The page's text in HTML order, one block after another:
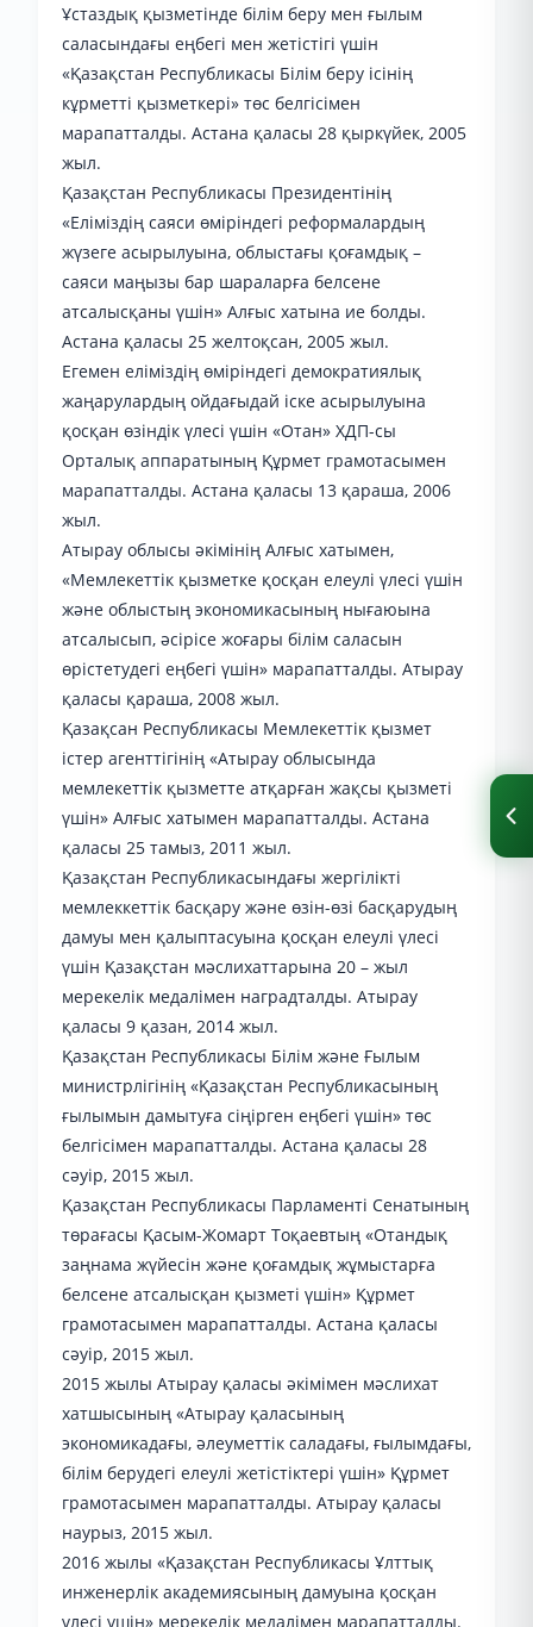
Ұстаздық қызметінде білім беру мен ғылым
саласындағы еңбегі мен жетістігі үшін
«Қазақстан Республикасы Білім беру ісінің
кұрметті қызметкері» төс белгісімен
марапатталды. Астана қаласы 28 қыркүйек, 2005
жыл.
Қазақстан Республикасы Президентінің
«Еліміздің саяси өміріндегі реформалардың
жүзеге асырылуына, облыстағы қоғамдық –
саяси маңызы бар шараларға белсене
атсалысқаны үшін» Алғыс хатына ие болды.
Астана қаласы 25 желтоқсан, 2005 жыл.
Егемен еліміздің өміріндегі демократиялық
жаңарулардың ойдағыдай іске асырылуына
қосқан өзіндік үлесі үшін «Отан» ХДП-сы
Орталық аппаратының Құрмет грамотасымен
марапатталды. Астана қаласы 13 қараша, 2006
жыл.
Атырау облысы әкімінің Алғыс хатымен,
«Мемлекеттік қызметке қосқан елеулі үлесі үшін
және облыстың экономикасының нығаюына
атсалысып, әсірісе жоғары білім саласын
өрістетудегі еңбегі үшін» марапатталды. Атырау
қаласы қараша, 2008 жыл.
Қазақсан Республикасы Мемлекеттік қызмет
істер агенттігінің «Атырау облысында
мемлекеттік қызметте атқарған жақсы қызметі
үшін» Алғыс хатымен марапатталды. Астана
қаласы 25 тамыз, 2011 жыл.
Қазақстан Республикасындағы жергілікті
мемлеккеттік басқару және өзін-өзі басқарудың
дамуы мен қалыптасуына қосқан елеулі үлесі
үшін Қазақстан мәслихаттарына 20 – жыл
мерекелік медалімен наградталды. Атырау
қаласы 9 қазан, 2014 жыл.
Қазақстан Республикасы Білім және Ғылым
министрлігінің «Қазақстан Республикасының
ғылымын дамытуға сіңірген еңбегі үшін» төс
белгісімен марапатталды. Астана қаласы 28
сәуір, 2015 жыл.
Қазақстан Республикасы Парламенті Сенатының
төрағасы Қасым-Жомарт Тоқаевтың «Отандық
заңнама жүйесін және қоғамдық жұмыстарға
белсене атсалысқан қызметі үшін» Құрмет
грамотасымен марапатталды. Астана қаласы
сәуір, 2015 жыл.
2015 жылы Атырау қаласы әкімімен мәслихат
хатшысының «Атырау қаласының
экономикадағы, әлеуметтік саладағы, ғылымдағы,
білім берудегі елеулі жетістіктері үшін» Құрмет
грамотасымен марапатталды. Атырау қаласы
наурыз, 2015 жыл.
2016 жылы «Қазақстан Республикасы Ұлттық
инженерлік академиясының дамуына қосқан
үлесі үшін» мерекелік медалімен марапатталды.